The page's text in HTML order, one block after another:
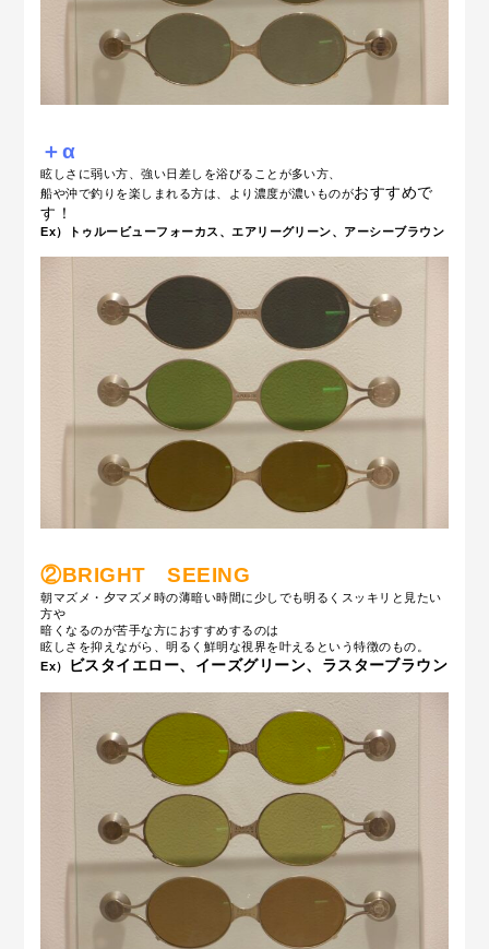
＋α
眩しさに弱い方、強い日差しを浴びることが多い方、
船や沖で釣りを楽しまれる方は、より濃度が濃いものがおすすめで
す！
Ex）トゥルービューフォーカス、エアリーグリーン、アーシーブラウン
②BRIGHTSEEING
朝マズメ・夕マズメ時の薄暗い時間に少しでも明るくスッキリと見たい
方や
暗くなるのが苦手な方におすすめするのは
眩しさを抑えながら、明るく鮮明な視界を叶えるという特徴のもの。
Ex）
ビスタイエロー、 イーズグリーン、 ラスターブラウン